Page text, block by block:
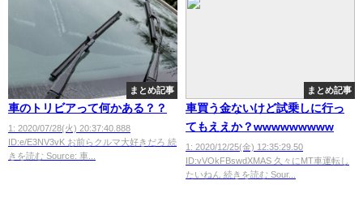
まとめ記事
車のトリビアって何かある？？
1: 2020/07/28(火) 20:37:40.888
ID:e/E3NV3vK お前らクルマ大好きだろ 続
きを読む Source: 車...
まとめ記事
車買う金ないけど試乗しに行っ
てもええか？wwwwwwwww
1: 2020/12/25(金) 12:35:29.50
ID:vVOkFBswdXMAS 久々にMT車運転し
たいねん 続きを読む Sour...